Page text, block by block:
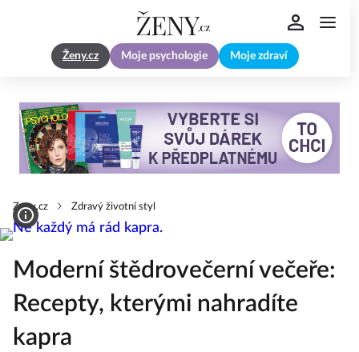
Ženy.cz Moje psychologie Moje zdraví
Zeny.cz Zdravý životní styl
Moderní štědrovečerní večeře:
Recepty, kterými nahradíte
kapra